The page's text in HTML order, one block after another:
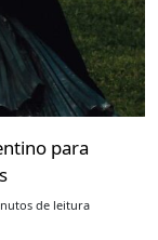
para
de leitura